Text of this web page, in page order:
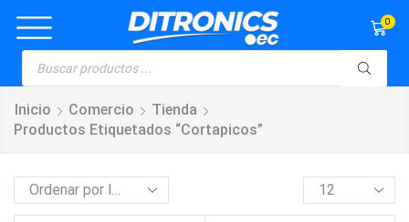
0
Inicio Comercio
Tienda
Productos Etiquetados “cortapicos”